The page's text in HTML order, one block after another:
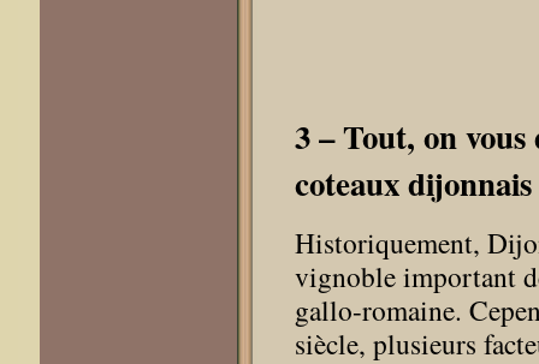
3– Tout, on
coteaux dijonnais
Historiquement,
vignoble important
gallo-romaine.
siècle, plusieurs